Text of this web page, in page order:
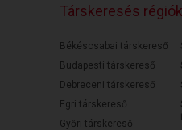
Társkeresés
Békéscsabai társkereső
Budapesti társkereső
Debreceni társkereső
Egri társkereső
Győri társkereső